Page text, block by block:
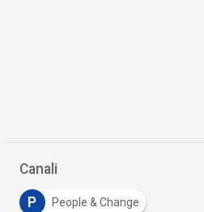
Canali
P People & Change